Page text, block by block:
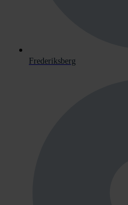
Frederiksberg